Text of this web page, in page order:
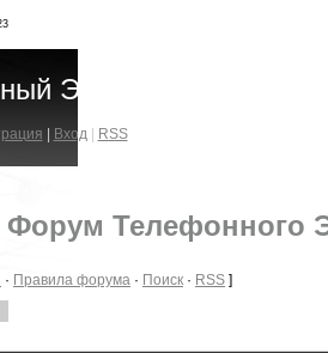
Эфир~
Вход| RSS
Форум Телефонного
· Правила форума · Поиск · RSS ]